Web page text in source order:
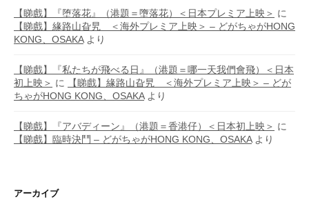
【睇戲】『堕落花』（港題＝墮落花）＜日本プレミア上映＞ に
【睇戲】緣路山旮旯 ＜海外プレミア上映＞ – どがちゃがHONG
KONG、OSAKAより
【睇戲】『私たちが飛べる日』（港題＝哪一天我們會飛）＜日本
初上映＞ に
【睇戲】緣路山旮旯 ＜海外プレミア上映＞ – どが
ちゃがHONG KONG、OSAKAより
【睇戲】『アバディーン』（港題＝香港仔）＜日本初上映＞ に
【睇戲】臨時決鬥 – どがちゃがHONG KONG、OSAKAより
アーカイブ